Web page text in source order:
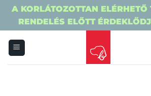
A KORLÁTOZOTTAN ELÉRHETŐ
RENDELÉS ELŐTT